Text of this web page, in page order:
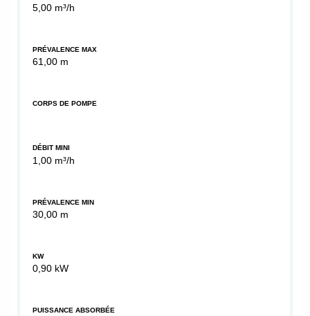
5,00 m³/h
PRÉVALENCE MAX
61,00 m
CORPS DE POMPE
DÉBIT MINI
1,00 m³/h
PRÉVALENCE MIN
30,00 m
KW
0,90 kW
PUISSANCE ABSORBÉE